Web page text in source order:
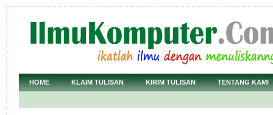
HOME KLAIM TULISAN KIRIM TULISAN TENTANG KAMI